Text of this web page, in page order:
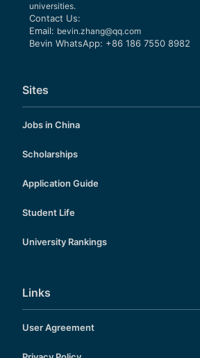
universities.
Contact Us:
Email: bevin.zhang@qq.com
Bevin WhatsApp: +86 186 7550 8982
Sites
Jobs in China
Scholarships
Application Guide
Student Life
University Rankings
Links
User Agreement